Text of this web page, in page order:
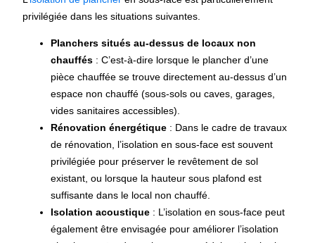
privilégiée dans les situations suivantes.
Planchers situés au-dessus de locaux non
chauffés : C’est-à-dire lorsque le plancher d’une
pièce chauffée se trouve directement au-dessus d’un
espace non chauffé (sous-sols ou caves, garages,
vides sanitaires accessibles).
Rénovation énergétique : Dans le cadre de travaux
de rénovation, l’isolation en sous-face est souvent
privilégiée pour préserver le revêtement de sol
existant, ou lorsque ​la hauteur sous plafond est
suffisante dans le local non chauffé.
Isolation acoustique : L’isolation en sous-face peut
également être envisagée pour améliorer l’isolation